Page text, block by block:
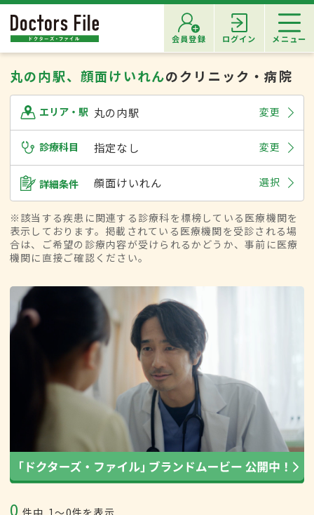
会員登録 ログイン メニュー
丸の内駅、顔面けいれんのクリニック・病院
エリア・駅 丸の内駅 変更
診療科目 指定なし 変更
詳細条件 顔面けいれん 選択
※該当する疾患に関連する診療科を標榜している医療機関を
表示しております。掲載されている医療機関を受診される場
合は、ご希望の診療内容が受けられるかどうか、事前に医療
機関に直接ご確認ください。
0